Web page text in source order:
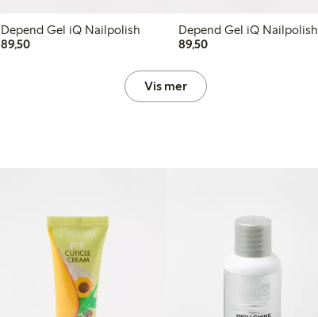
Depend Gel iQ Nailpolish
89,5089,50 kr
Depend Gel iQ Nailpolish
89,5089,50 kr
Vis mer